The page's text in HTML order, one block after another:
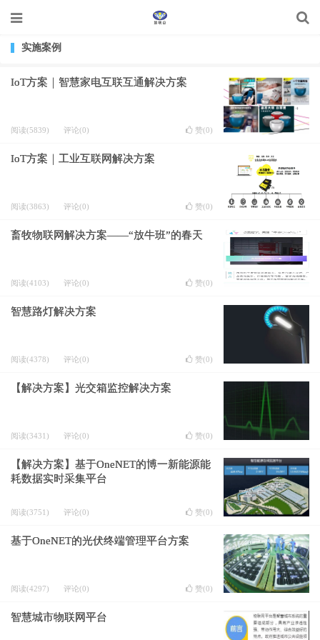
实施案例
IoT方案｜智慧家电互联互通解决方案
阅读(5839) 评论(0) 赞(0)
IoT方案｜工业互联网解决方案
阅读(3863) 评论(0) 赞(0)
畜牧物联网解决方案——“放牛班”的春天
阅读(4103) 评论(0) 赞(0)
智慧路灯解决方案
阅读(4378) 评论(0) 赞(0)
【解决方案】光交箱监控解决方案
阅读(3431) 评论(0) 赞(0)
【解决方案】基于OneNET的博一新能源能
耗数据实时采集平台
阅读(3751) 评论(0) 赞(0)
基于OneNET的光伏终端管理平台方案
阅读(4297) 评论(0) 赞(0)
智慧城市物联网平台